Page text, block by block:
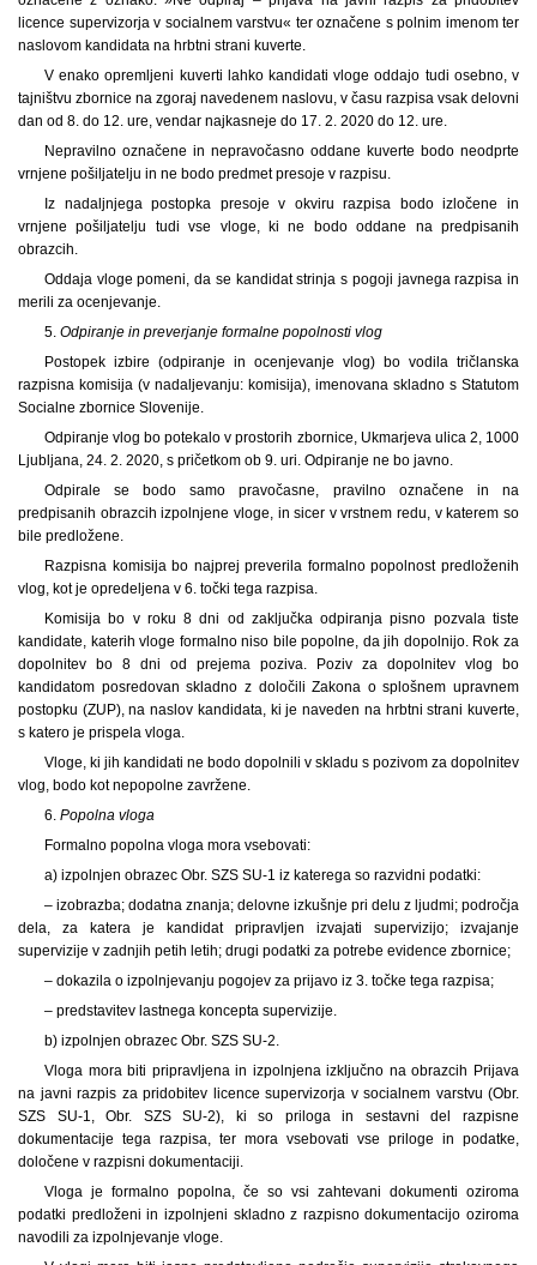
licence supervizorja v socialnem varstvu« ter označene s polnim imenom ter
naslovom kandidata na hrbtni strani kuverte.
V enako opremljeni kuverti lahko kandidati vloge oddajo tudi osebno, v
tajništvu zbornice na zgoraj navedenem naslovu, v času razpisa vsak delovni
dan od 8. do 12. ure, vendar najkasneje do 17. 2. 2020 do 12. ure.
Nepravilno označene in nepravočasno oddane kuverte bodo neodprte
vrnjene pošiljatelju in ne bodo predmet presoje v razpisu.
Iz nadaljnjega postopka presoje v okviru razpisa bodo izločene in
vrnjene pošiljatelju tudi vse vloge, ki ne bodo oddane na predpisanih
obrazcih.
Oddaja vloge pomeni, da se kandidat strinja s pogoji javnega razpisa in
merili za ocenjevanje.
5. Odpiranje in preverjanje formalne popolnosti vlog
Postopek izbire (odpiranje in ocenjevanje vlog) bo vodila tričlanska
razpisna komisija (v nadaljevanju: komisija), imenovana skladno s Statutom
Socialne zbornice Slovenije.
Odpiranje vlog bo potekalo v prostorih zbornice, Ukmarjeva ulica 2, 1000
Ljubljana, 24. 2. 2020, s pričetkom ob 9. uri. Odpiranje ne bo javno.
Odpirale se bodo samo pravočasne, pravilno označene in na
predpisanih obrazcih izpolnjene vloge, in sicer v vrstnem redu, v katerem so
bile predložene.
Razpisna komisija bo najprej preverila formalno popolnost predloženih
vlog, kot je opredeljena v 6. točki tega razpisa.
Komisija bo v roku 8 dni od zaključka odpiranja pisno pozvala tiste
kandidate, katerih vloge formalno niso bile popolne, da jih dopolnijo. Rok za
dopolnitev bo 8 dni od prejema poziva. Poziv za dopolnitev vlog bo
kandidatom posredovan skladno z določili Zakona o splošnem upravnem
postopku (ZUP), na naslov kandidata, ki je naveden na hrbtni strani kuverte,
s katero je prispela vloga.
Vloge, ki jih kandidati ne bodo dopolnili v skladu s pozivom za dopolnitev
vlog, bodo kot nepopolne zavržene.
6. Popolna vloga
Formalno popolna vloga mora vsebovati:
a) izpolnjen obrazec Obr. SZS SU-1 iz katerega so razvidni podatki:
– izobrazba; dodatna znanja; delovne izkušnje pri delu z ljudmi; področja
dela, za katera je kandidat pripravljen izvajati supervizijo; izvajanje
supervizije v zadnjih petih letih; drugi podatki za potrebe evidence zbornice;
– dokazila o izpolnjevanju pogojev za prijavo iz 3. točke tega razpisa;
– predstavitev lastnega koncepta supervizije.
b) izpolnjen obrazec Obr. SZS SU-2.
Vloga mora biti pripravljena in izpolnjena izključno na obrazcih Prijava
na javni razpis za pridobitev licence supervizorja v socialnem varstvu (Obr.
SZS SU-1, Obr. SZS SU-2), ki so priloga in sestavni del razpisne
dokumentacije tega razpisa, ter mora vsebovati vse priloge in podatke,
določene v razpisni dokumentaciji.
Vloga je formalno popolna, če so vsi zahtevani dokumenti oziroma
podatki predloženi in izpolnjeni skladno z razpisno dokumentacijo oziroma
navodili za izpolnjevanje vloge.